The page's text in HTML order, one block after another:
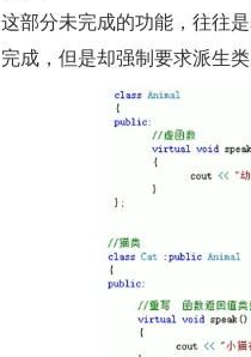
这部分未完成的功能，往往
完成，但是却强制要求派生